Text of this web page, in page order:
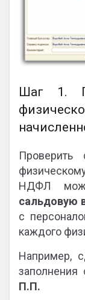
Шаг 1.
Проверить
НДФЛ
сальдовую
с
каждого
Например,
П.П.